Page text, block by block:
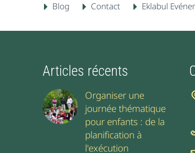
Blog Contact Eklabul
Articles récents
Organiser une
journée thématique
pour enfants : de la
planification à
l'exécution